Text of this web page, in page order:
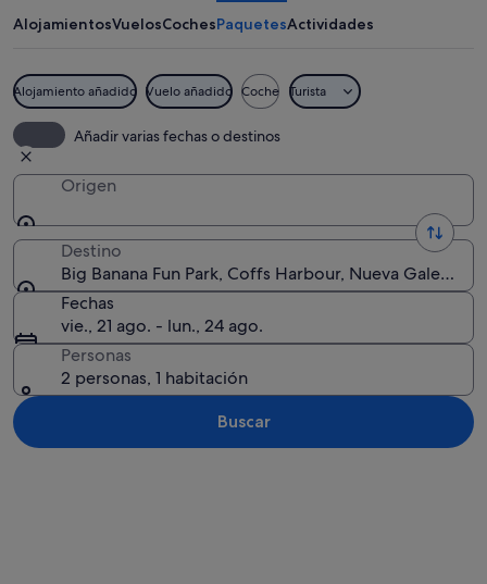
Park
AlojamientosVuelosCochesPaquetesActividades
Alojamiento añadido Vuelo añadido Coche Turista
Añadir varias fechas o destinos
Origen
Destino
Big Banana Fun Park, Coffs Harbour, Nueva Gales del
Fechas
vie., 21 ago. - lun., 24 ago.
Personas
2 personas, 1 habitación
Buscar